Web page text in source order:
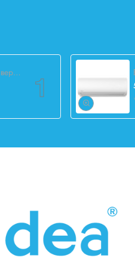
Breezeless E инвертер 12.000 BTU